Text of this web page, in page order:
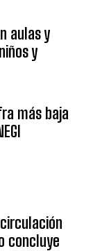
aulas y
y
más baja
concluye